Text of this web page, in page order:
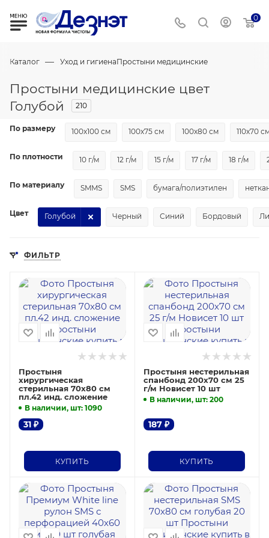
0
Каталог — Уход и гигиенаПростыни медицинские
Простыни медицинские цвет
Голубой
210
По размеру 100х100 см 100х75 см 100х80 см 110х70
По плотности 10 г/м 12 г/м 15 г/м 17 г/м 18 г/м
По материалу SMMS SMS бумага/полиэтилен
Цвет Черный Синий Бордовый
Голубой
ФИЛЬТР
Простыня
хирургическая
стерильная 70х80 см
пл.42 инд. сложение
В наличии, шт: 1090
31 ₽
КУПИТЬ
Простыня нестерильная
спанбонд 200х70 см 25
г/м Новисет 10 шт
В наличии, шт: 200
187₽
КУПИТЬ